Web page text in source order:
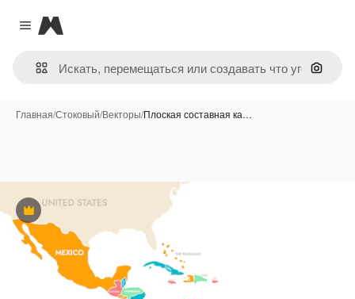
Close menu
Magnific
Поиск
Главная/Стоковый/Векторы/Плоская составная ка…
Премиум